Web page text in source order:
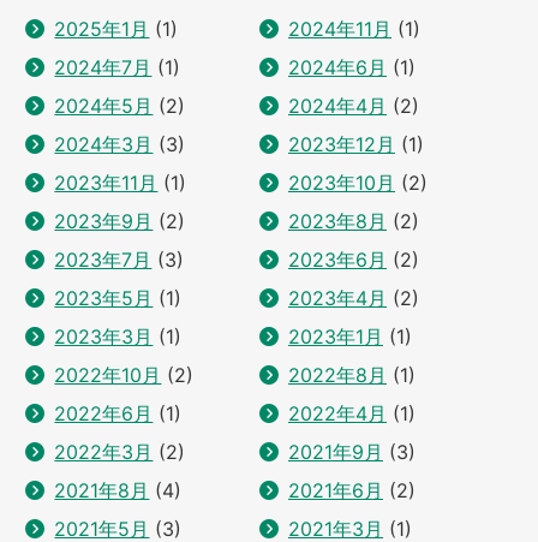
2025年1月 (1) 2024年11月 (1)
2024年7月 (1) 2024年6月 (1)
2024年5月 (2) 2024年4月 (2)
2024年3月 (3) 2023年12月 (1)
2023年11月 (1) 2023年10月 (2)
2023年9月 (2) 2023年8月 (2)
2023年7月 (3) 2023年6月 (2)
2023年5月 (1) 2023年4月 (2)
2023年3月 (1) 2023年1月 (1)
2022年10月 (2) 2022年8月 (1)
2022年6月 (1) 2022年4月 (1)
2022年3月 (2) 2021年9月 (3)
2021年8月 (4) 2021年6月 (2)
2021年5月 (3) 2021年3月 (1)